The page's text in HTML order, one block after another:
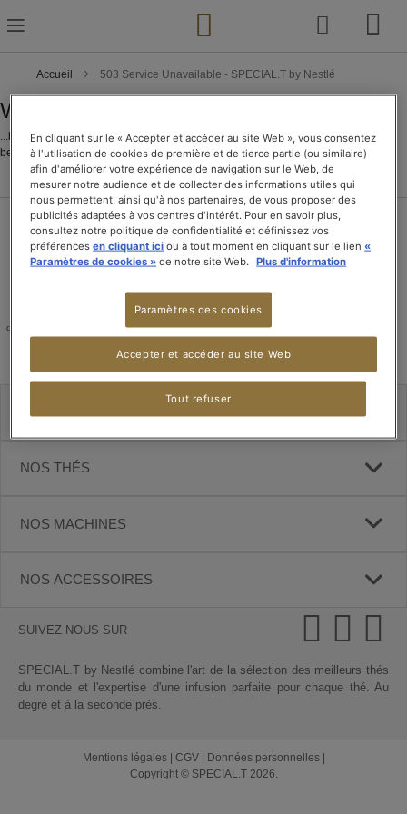
to
Content
Accueil 503 Service Unavailable - SPECIAL.T by Nestlé
We're Offline...
...but only for just a bit. We're working to make the Magento Enterprise Demo a
better place for you!
du lundi au vendredi,
de 08h00 à 18h00
AVANTAGES
T.CLUB
Découvrez-les vite !
LIVRAISON
OFFERTE
dès 15 boîtes de thé
ou pour l'achat d'une
machine
SPECIAL.T
NOS THÉS
NOS MACHINES
NOS ACCESSOIRES
SUIVEZ NOUS SUR
SPECIAL.T by Nestlé combine l'art de la sélection des meilleurs thés
du monde et l'expertise d'une infusion parfaite pour chaque thé. Au
degré et à la seconde près.
Mentions légales| CGV| Données personnelles|
Copyright © SPECIAL.T 2026.
En cliquant sur le « Accepter et accéder au site Web », vous consentez
à l'utilisation de cookies de première et de tierce partie (ou similaire)
afin d'améliorer votre expérience de navigation sur le Web, de
mesurer notre audience et de collecter des informations utiles qui
nous permettent, ainsi qu'à nos partenaires, de vous proposer des
publicités adaptées à vos centres d'intérêt. Pour en savoir plus,
consultez notre politique de confidentialité et définissez vos
préférencesen cliquant ici ou à tout moment en cliquant sur le lien«
Paramètres de cookies » de notre site Web. Plus d'information
Paramètres des cookies
Tout refuser
Accepter et accéder au site Web